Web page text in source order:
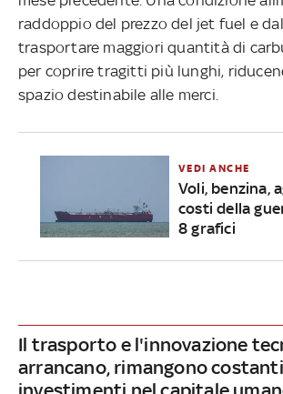
raddoppio del prezzo del jet fuel e
trasportare maggiori quantità di
per coprire tragitti più lunghi,
spazio destinabile alle merci.
VEDI ANCHE
Voli, benzina,
costi della
8 grafici
Il trasporto e l'innovazione
arrancano, rimangono